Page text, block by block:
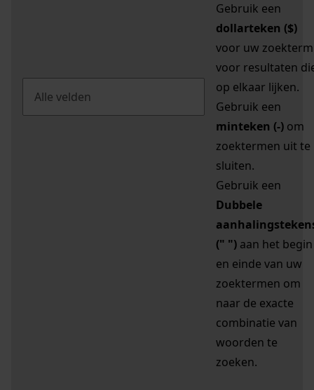
Gebruik een
dollarteken ($)
voor uw zoekterm
voor resultaten
op elkaar lijken.
Gebruik een
minteken (-) om
zoektermen uit te
sluiten.
Gebruik een
Dubbele
(" ") aan het begin
en einde van uw
zoektermen om
naar de exacte
combinatie van
woorden te
zoeken.